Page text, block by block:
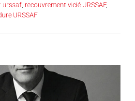
urssaf recouvrement vicié URSSAF,
URSSAF